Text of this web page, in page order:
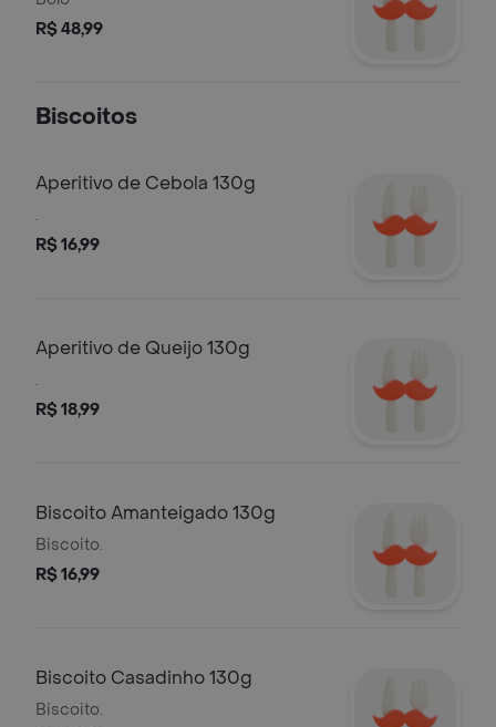
R$ 48,99
Biscoitos
Aperitivo de Cebola 130g
.
R$ 16,99
Aperitivo de Queijo 130g
.
R$ 18,99
Biscoito Amanteigado 130g
Biscoito.
R$ 16,99
Biscoito Casadinho 130g
Biscoito.